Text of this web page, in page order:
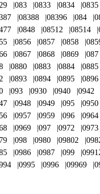
083 0833 0834 0835
08388 08396 084
0848 08512 08514
0856 0857 0858
0867 0868 0869 087
0880 0883 0884 0885
0893 0894 0895 0896
093 0930 0940 0942
0948 0949 095 0950
0957 0959 096 0964
0969 097 0972 0973
098 0980 09802
0986 0987 099
0995 0996 09969